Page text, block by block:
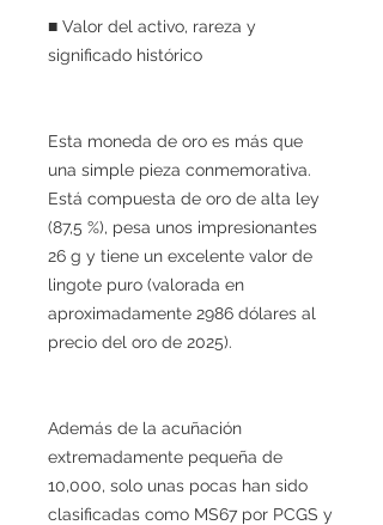
■ Valor del activo, rareza y
significado histórico
Esta moneda de oro es más que
una simple pieza conmemorativa.
Está compuesta de oro de alta ley
(87,5 %), pesa unos impresionantes
26 g y tiene un excelente valor de
lingote puro (valorada en
aproximadamente 2986 dólares al
precio del oro de 2025).
Además de la acuñación
extremadamente pequeña de
10,000, solo unas pocas han sido
clasificadas como MS67 por PCGS y